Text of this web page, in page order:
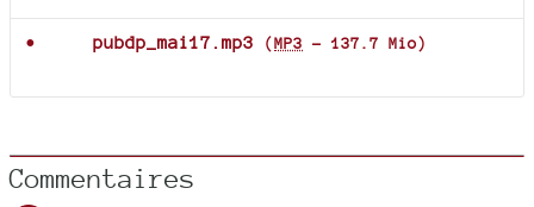
pubdp_mai17.mp3 (MP3 - 137.7 Mio)
Commentaires